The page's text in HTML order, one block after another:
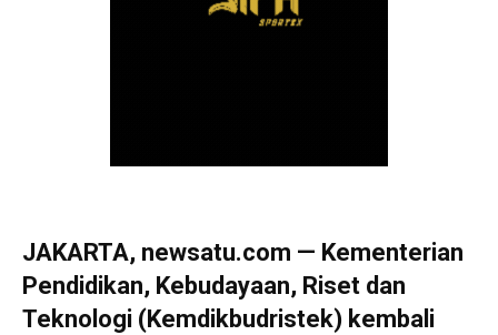
JAKARTA, newsatu.com — Kementerian
Pendidikan, Kebudayaan, Riset dan
Teknologi (Kemdikbudristek) kembali